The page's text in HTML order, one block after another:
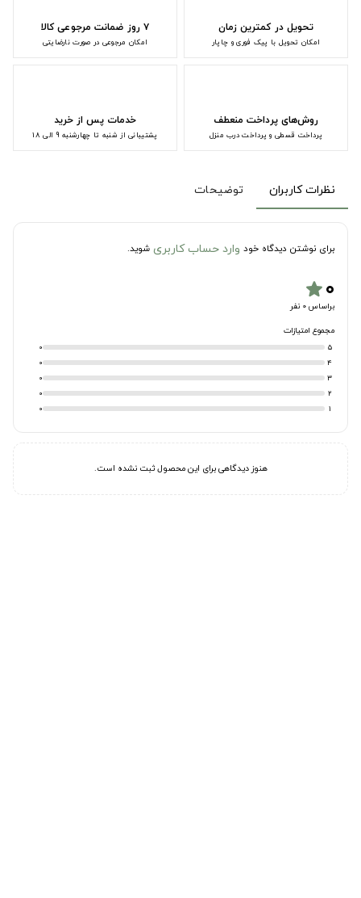
تحویل در کمترین زمان
امکان تحویل با پیک فوری و چاپار
۷ روز ضمانت مرجوعی کالا
امکان مرجوعی در صورت نارضایتی
روش‌های پرداخت منعطف
پرداخت قسطی و پرداخت درب منزل
خدمات پس از خرید
پشتیبانی از شنبه تا چهارشنبه 9 الی 18
نظرات کاربران توضیحات
برای نوشتن دیدگاه خود وارد حساب کاربری شوید.
۰star
براساس 0 نفر
مجموع امتیازات
5
0
4
0
3
0
2
0
1
0
هنوز دیدگاهی برای این محصول ثبت نشده است.